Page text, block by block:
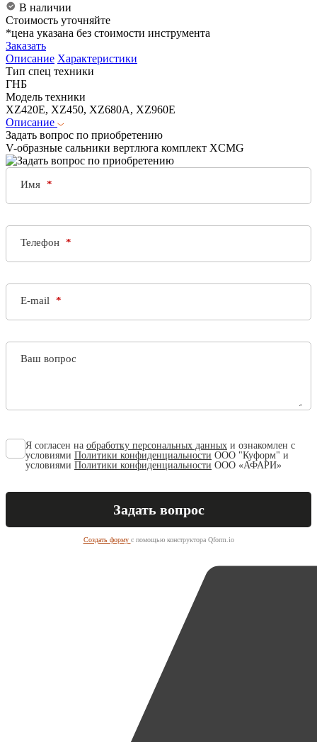
В наличии
Стоимость уточняйте
*цена указана без стоимости инструмента
Заказать
Описание Характеристики
Тип спец техники
ГНБ
Модель техники
XZ420E, XZ450, XZ680A, XZ960E
Описание
Задать вопрос по приобретению
V-образные сальники вертлюга комплект XCMG
Имя
Телефон
E-mail
Ваш вопрос
Я согласен на обработку персональных данных и ознакомлен с
условиями Политики конфиденциальности ООО "Куформ" и
условиями Политики конфиденциальности ООО «АФАРИ»
Создать форму с помощью конструктора Qform.io